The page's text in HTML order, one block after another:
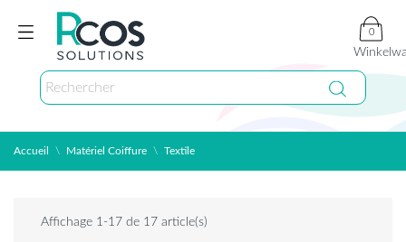
0
Accueil Matériel Coiffure Textile
Affichage 1-17 de 17 article(s)